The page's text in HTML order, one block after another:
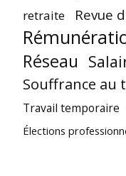
retraite Revue
Réseau
Souffrance au
Travail temporaire
Élections